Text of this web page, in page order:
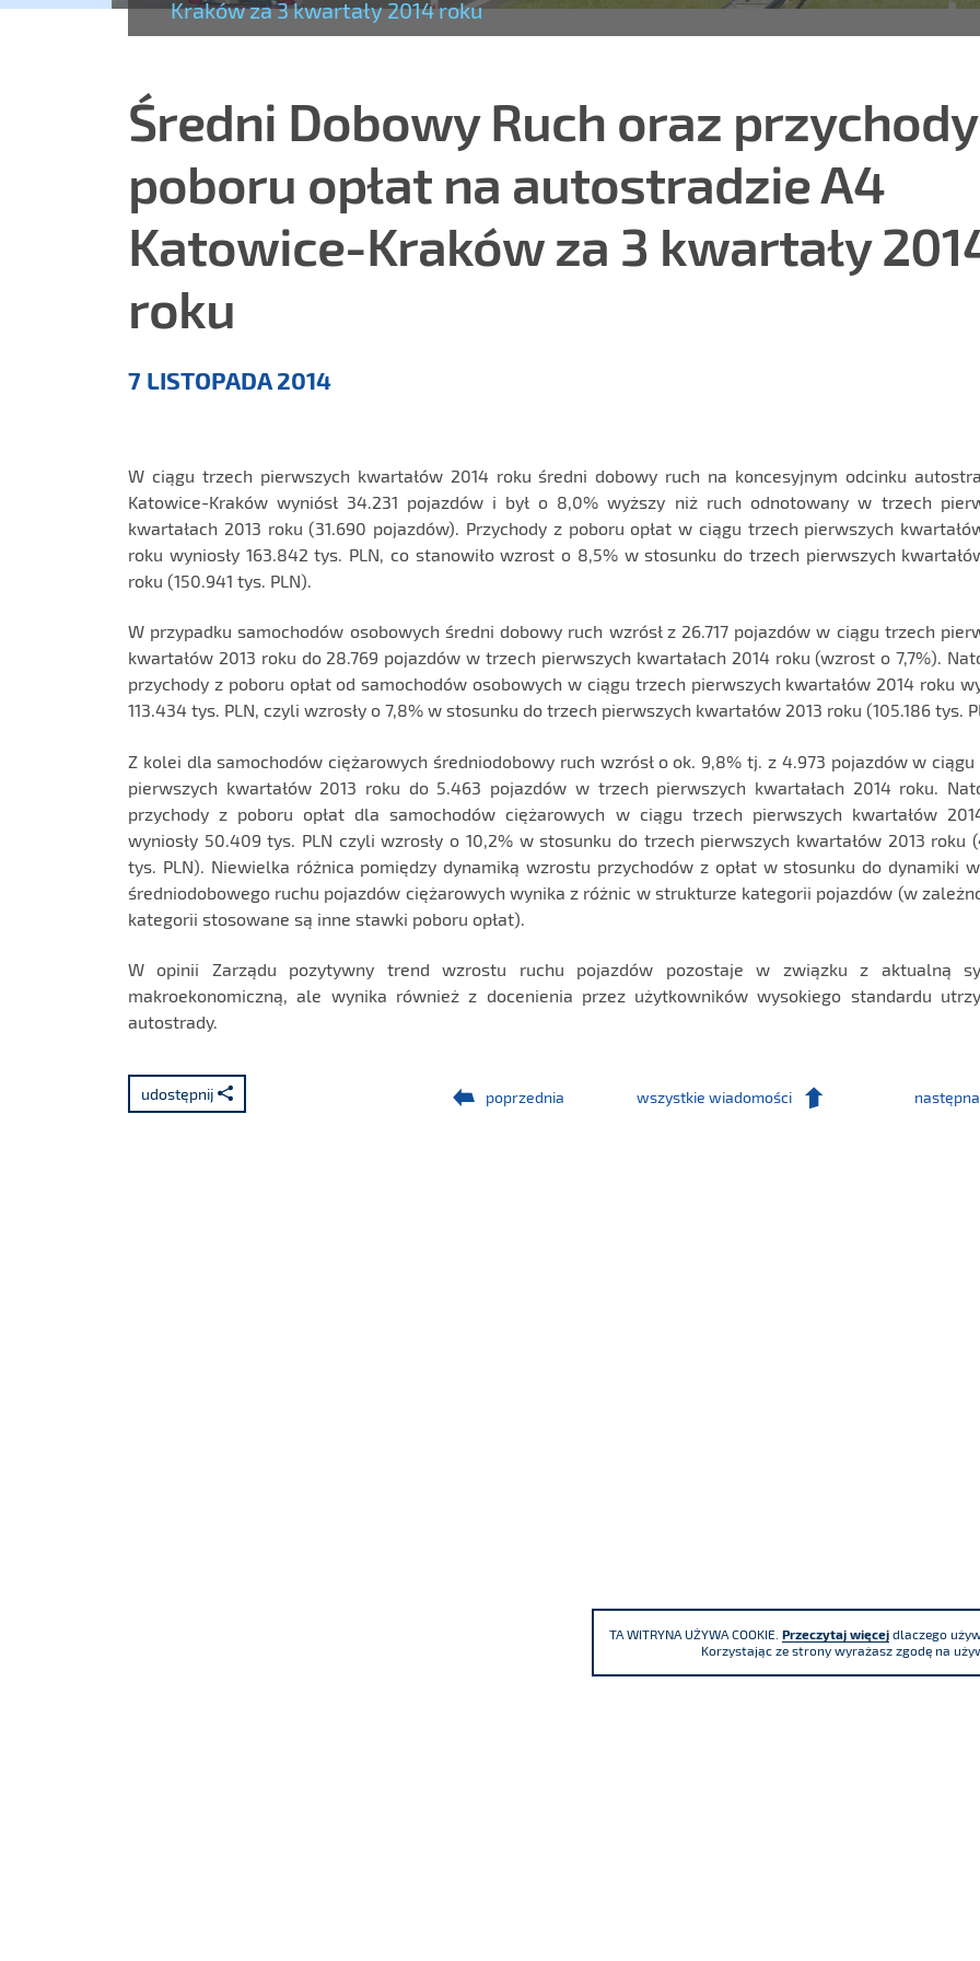
Kraków za 3 kwartały 2014 roku
Średni Dobowy Ruch oraz
poboru opłat na autostradzie A4
Katowice-Kraków za 3 kwartały
roku
7 LISTOPADA 2014
W ciągu trzech pierwszych kwartałów 2014 roku średni dobowy ruch na koncesyjnym odcinku
Katowice-Kraków wyniósł 34.231 pojazdów i był o 8,0% wyższy niż ruch odnotowany w trzech
kwartałach 2013 roku (31.690 pojazdów). Przychody z poboru opłat w ciągu trzech pierwszych
roku wyniosły 163.842 tys. PLN, co stanowiło wzrost o 8,5% w stosunku do trzech pierwszych
roku (150.941 tys. PLN).
W przypadku samochodów osobowych średni dobowy ruch wzrósł z 26.717 pojazdów w ciągu trzech
kwartałów 2013 roku do 28.769 pojazdów w trzech pierwszych kwartałach 2014 roku (wzrost o 7,7%).
przychody z poboru opłat od samochodów osobowych w ciągu trzech pierwszych kwartałów 2014 roku
113.434 tys. PLN, czyli wzrosły o 7,8% w stosunku do trzech pierwszych kwartałów 2013 roku (105.186 tys.
Z kolei dla samochodów ciężarowych średniodobowy ruch wzrósł o ok. 9,8% tj. z 4.973 pojazdów w ciągu
pierwszych kwartałów 2013 roku do 5.463 pojazdów w trzech pierwszych kwartałach 2014 roku.
przychody z poboru opłat dla samochodów ciężarowych w ciągu trzech pierwszych kwartałów
wyniosły 50.409 tys. PLN czyli wzrosły o 10,2% w stosunku do trzech pierwszych kwartałów 2013 roku
tys. PLN). Niewielka różnica pomiędzy dynamiką wzrostu przychodów z opłat w stosunku do dynamiki
średniodobowego ruchu pojazdów ciężarowych wynika z różnic w strukturze kategorii pojazdów (w
kategorii stosowane są inne stawki poboru opłat).
W opinii Zarządu pozytywny trend wzrostu ruchu pojazdów pozostaje w związku z aktualną
makroekonomiczną, ale wynika również z docenienia przez użytkowników wysokiego standardu
autostrady.
udostępnij poprzednia wszystkie wiadomości następna
TA WITRYNA UŻYWA COOKIE. Przeczytaj więcej dlaczego
Korzystając ze strony wyrażasz zgodę na